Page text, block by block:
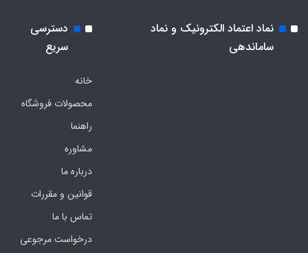
نماد اعتماد الکترونیک و نماد
ساماندهی
دسترسی
سریع
خانه
محصولات فروشگاه
راهنما
مشاوره
درباره ما
قوانین و مقررات
تماس با ما
درخواست مرجوعی